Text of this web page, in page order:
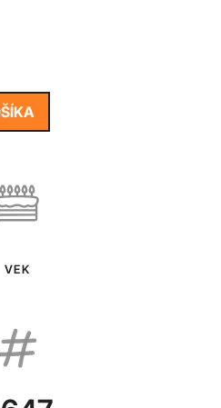
VEK